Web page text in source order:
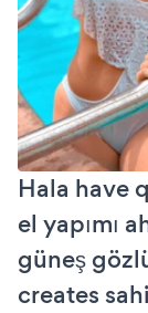
Hala have
el yapımı
güneş
creates